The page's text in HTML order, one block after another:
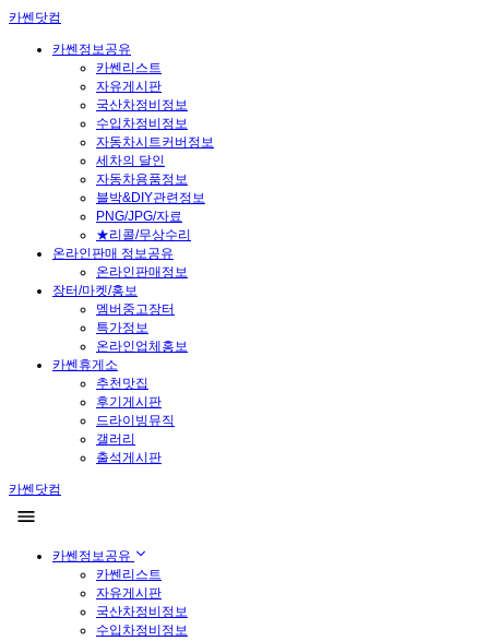
카쎈닷컴
카쎈정보공유
카쎈리스트
자유게시판
국산차정비정보
수입차정비정보
자동차시트커버정보
세차의 달인
자동차용품정보
블박&DIY관련정보
PNG/JPG/자료
★리콜/무상수리
온라인판매 정보공유
온라인판매정보
장터/마켓/홍보
멤버중고장터
특가정보
온라인업체홍보
카쎈휴게소
추천맛집
후기게시판
드라이빙뮤직
갤러리
출석게시판
카쎈닷컴
카쎈정보공유
카쎈리스트
자유게시판
국산차정비정보
수입차정비정보